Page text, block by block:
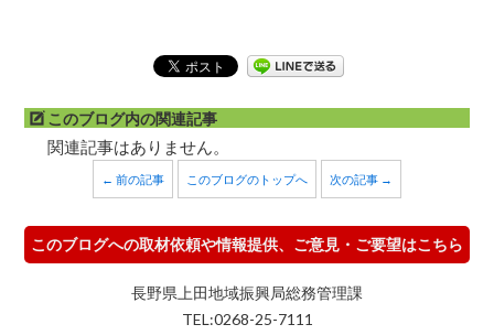
このブログ内の関連記事
関連記事はありません。
← 前の記事 このブログのトップへ 次の記事 →
このブログへの取材依頼や情報提供、ご意見・ご要望はこちら
長野県上田地域振興局総務管理課
TEL:0268-25-7111